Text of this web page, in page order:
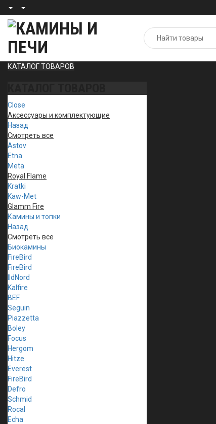
КАТАЛОГ ТОВАРОВ
Close
Аксессуары и комплектующие
Назад
Смотреть все
Astov
Etna
Meta
Royal Flame
Kratki
Kaw-Met
Glamm Fire
Камины и топки
Назад
Смотреть все
Биокамины
FireBird
FireBird
IldNord
Kalfire
BEF
Seguin
Piazzetta
Boley
Focus
Hergom
Hitze
Everest
FireBird
Defro
Schmid
Rocal
Echa